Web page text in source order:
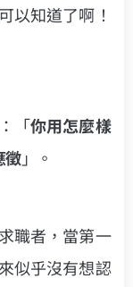
以知道了啊！
「你用怎麼樣
徵」。
職者，當第一
似乎沒有想認